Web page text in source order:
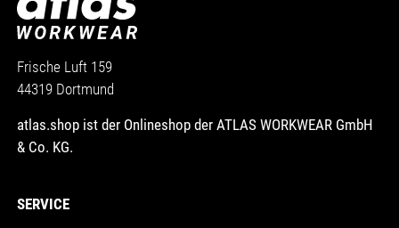
Frische Luft 159
44319 Dortmund
atlas.shop ist der Onlineshop der ATLAS WORKWEAR GmbH
& Co. KG.
SERVICE